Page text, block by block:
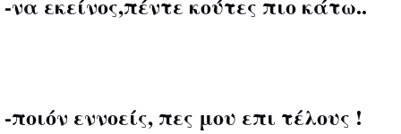
-ποιόν εννοείς, πες μου επι τέλους !